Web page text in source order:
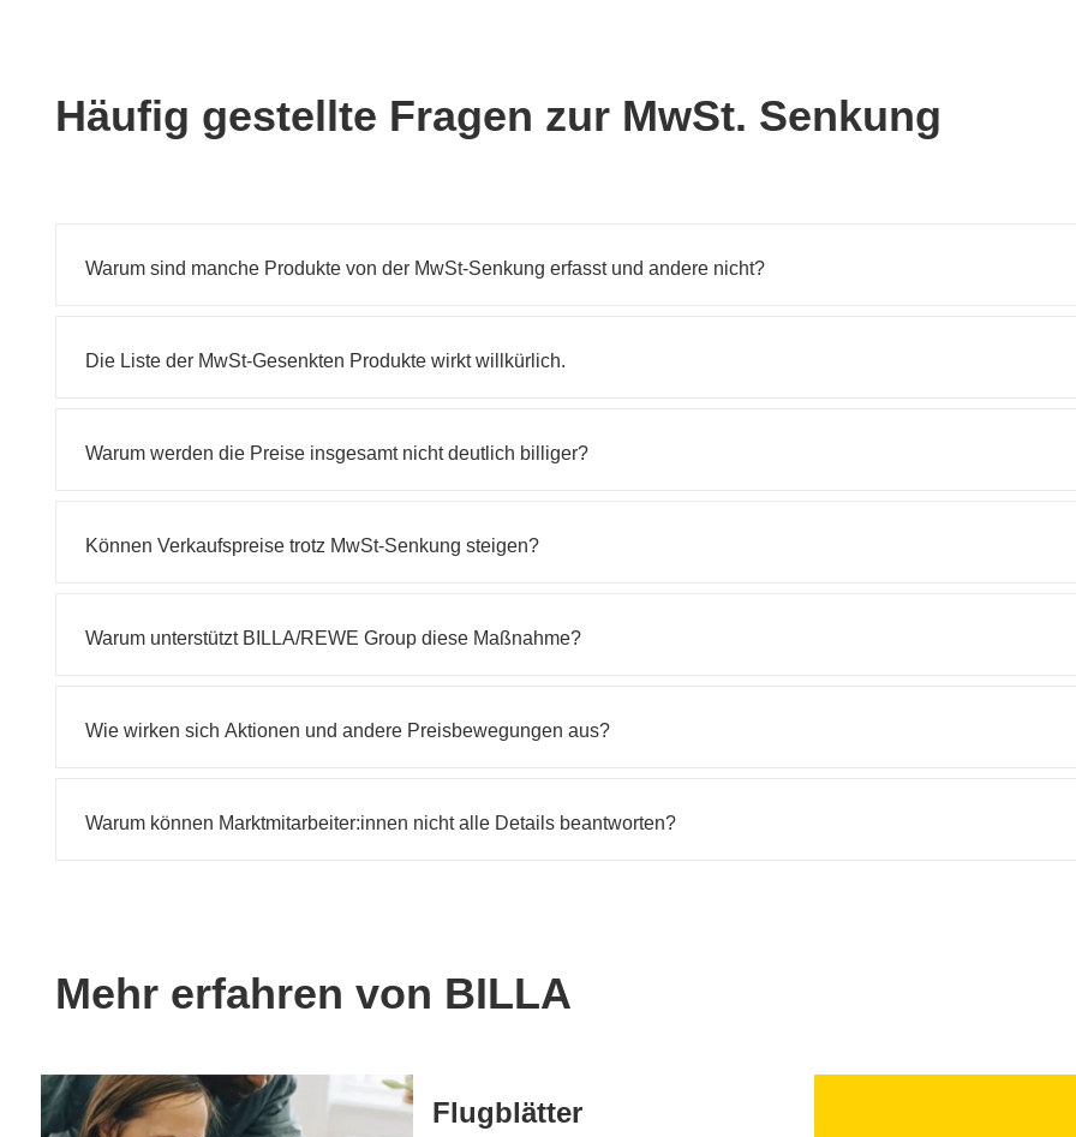
Häufig gestellte Fragen zur MwSt. Senkung
Warum sind manche Produkte von der MwSt-Senkung erfasst und andere nicht?
Die Liste der MwSt-Gesenkten Produkte wirkt willkürlich.
Warum werden die Preise insgesamt nicht deutlich billiger?
Können Verkaufspreise trotz MwSt-Senkung steigen?
Warum unterstützt BILLA/REWE Group diese Maßnahme?
Wie wirken sich Aktionen und andere Preisbewegungen aus?
Warum können Marktmitarbeiter:innen nicht alle Details beantworten?
Mehr erfahren von BILLA
Flugblätter